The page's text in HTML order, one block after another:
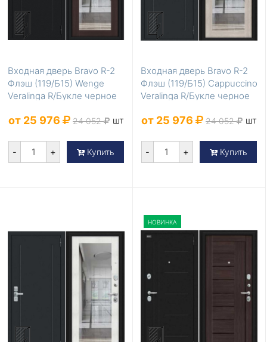
Входная дверь Bravo R-2
Флэш (119/Б15) Wenge
Veralinga R/Букле черное
от 25 976 24 052 шт
- + Купить
Входная дверь Bravo R-2
Флэш (119/Б15) Cappuccino
Veralinga R/Букле черное
от 25 976 24 052 шт
- + Купить
НОВИНКА